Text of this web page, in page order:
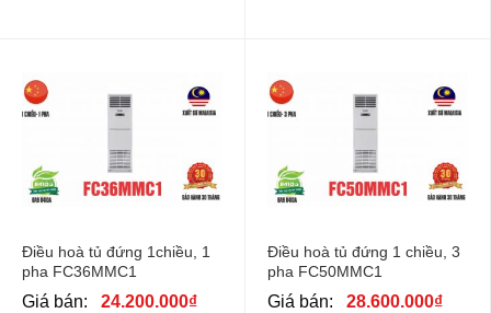
Điều hoà tủ đứng 1chiều, 1
pha FC36MMC1
Giá bán: 24.200.000₫
Điều hoà tủ đứng 1 chiều, 3
pha FC50MMC1
Giá bán: 28.600.000₫